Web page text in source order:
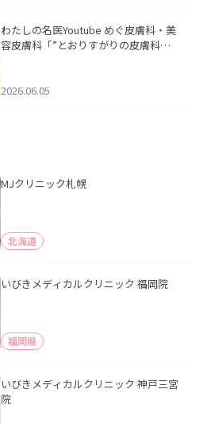
わたしの名医Youtube めぐ皮膚科・美
容皮膚科「”とおりすがりの皮膚科
2026.06.05
MJクリニック札幌
北海道
いびきメディカルクリニック 福岡院
福岡県
いびきメディカルクリニック 神戸三宮
院